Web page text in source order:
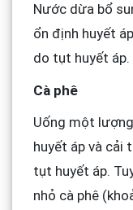
Nước dừa bổ
ổn định huyết
do tụt huyết áp.
Cà phê
Uống một
huyết áp và cải
tụt huyết áp.
nhỏ cà phê